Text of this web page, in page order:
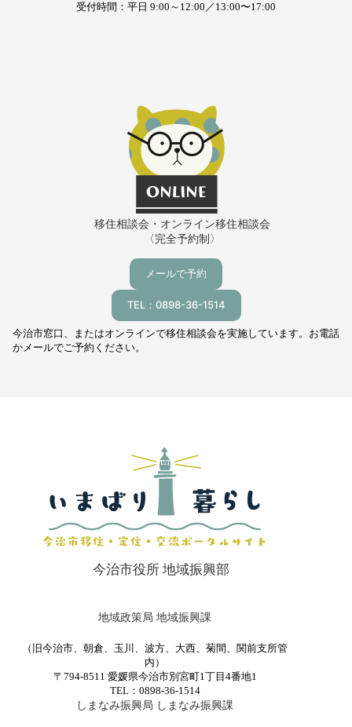
受付時間：平日 9:00～12:00／13:00〜17:00
移住相談会・オンライン移住相談会
〈完全予約制〉
メールで予約
TEL：0898-36-1514
今治市窓口、またはオンラインで移住相談会を実施しています。お電話
かメールでご予約ください。
今治市役所 地域振興部
地域政策局 地域振興課
（旧今治市、朝倉、玉川、波方、大西、菊間、関前支所管
内）
〒794-8511 愛媛県今治市別宮町1丁目4番地1
TEL：0898-36-1514
しまなみ振興局 しまなみ振興課